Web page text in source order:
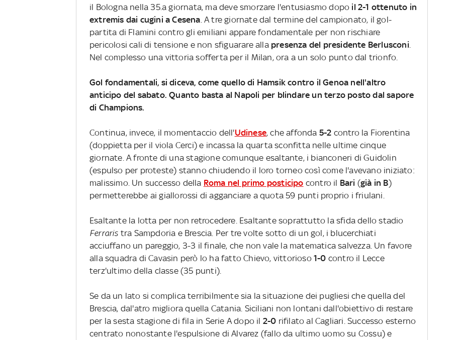
il Bologna nella 35.a giornata, ma deve smorzare l'entusiasmo dopo il 2-1 ottenuto in
extremis dai cugini a Cesena A tre giornate dal termine del campionato, il gol-
partita di Flamini contro gli emiliani appare fondamentale per non rischiare
pericolosi cali di tensione e non sfiguarare alla presenza del presidente Berlusconi
Nel complesso una vittoria sofferta per il Milan, ora a un solo punto dal trionfo.
Gol fondamentali, si diceva, come quello di Hamsik contro il Genoa nell'altro
anticipo del sabato. Quanto basta al Napoli per blindare un terzo posto dal sapore
di Champions.
Continua, invece, il momentaccio dell'Udinese, che affonda 5-2 contro la Fiorentina
(doppietta per il viola Cerci) e incassa la quarta sconfitta nelle ultime cinque
giornate. A fronte di una stagione comunque esaltante, i bianconeri di Guidolin
(espulso per proteste) stanno chiudendo il loro torneo così come l'avevano iniziato:
malissimo. Un successo della Roma nel primo posticipo contro il Bari (già in B)
permetterebbe ai giallorossi di agganciare a quota 59 punti proprio i friulani.
Esaltante la lotta per non retrocedere. Esaltante soprattutto la sfida dello stadio
Ferraris tra Sampdoria e Brescia. Per tre volte sotto di un gol, i blucerchiati
acciuffano un pareggio, 3-3 il finale, che non vale la matematica salvezza. Un favore
alla squadra di Cavasin però lo ha fatto Chievo, vittorioso 1-0 contro il Lecce
terz'ultimo della classe (35 punti).
Se da un lato si complica terribilmente sia la situazione dei pugliesi che quella del
Brescia, dal'atro migliora quella Catania. Siciliani non lontani dall'obiettivo di restare
per la sesta stagione di fila in Serie A dopo il 2-0 rifilato al Cagliari. Successo esterno
centrato nonostante l'espulsione di Alvarez (fallo da ultimo uomo su Cossu) e